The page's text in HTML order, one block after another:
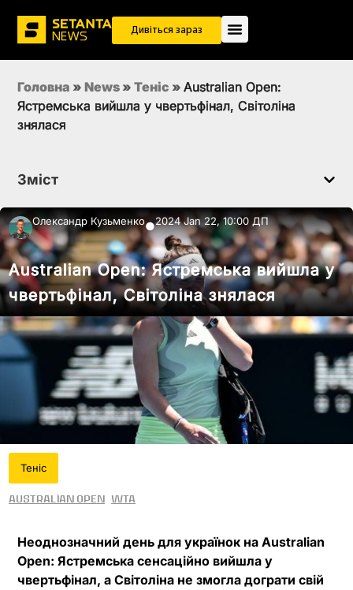
Дивіться зараз
Головна » News » Теніс » Australian Open:
Ястремська вийшла у чвертьфінал, Світоліна
знялася
Зміст
Олександр Кузьменко●2024 Jan 22, 10:00 ДП
Australian Open: Ястремська вийшла у
чвертьфінал, Світоліна знялася
Теніс
Australian Open WTA
Неоднозначний день для українок на Australian
Open: Ястремська сенсаційно вийшла у
чвертьфінал, а Світоліна не змогла дограти свій